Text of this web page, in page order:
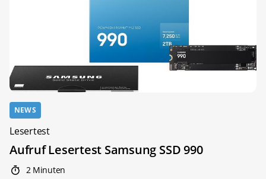
NEWS
Lesertest
Aufruf Lesertest Samsung SSD 990
2 Minuten